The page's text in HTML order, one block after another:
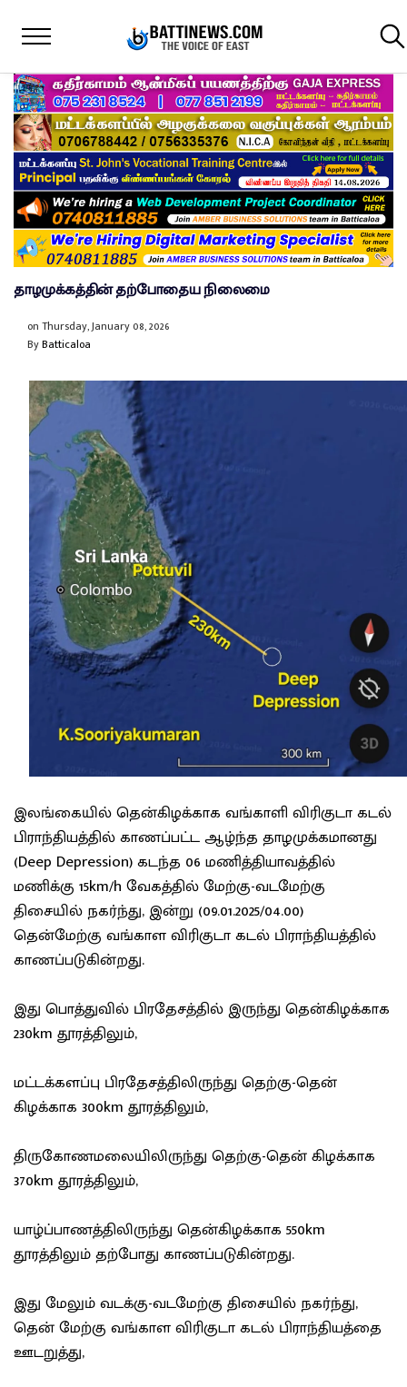
தாழமுக்கத்தின் தற்போதைய நிலைமை
on Thursday, January 08, 2026
ByBatticaloa
இலங்கையில் தென்கிழக்காக வங்காளி விரிகுடா கடல்
பிராந்தியத்தில் காணப்பட்ட ஆழ்ந்த தாழமுக்கமானது
(Deep Depression) கடந்த 06 மணித்தியாவத்தில்
மணிக்கு 15km/h வேகத்தில் மேற்கு-வடமேற்கு
திசையில் நகர்ந்து, இன்று (09.01.2025/04.00)
தென்மேற்கு வங்காள விரிகுடா கடல் பிராந்தியத்தில்
காணப்படுகின்றது.
இது பொத்துவில் பிரதேசத்தில் இருந்து தென்கிழக்காக
230km தூரத்திலும்,
மட்டக்களப்பு பிரதேசத்திலிருந்து தெற்கு-தென்
கிழக்காக 300km தூரத்திலும்,
திருகோணமலையிலிருந்து தெற்கு-தென் கிழக்காக
370km தூரத்திலும்,
யாழ்ப்பாணத்திலிருந்து தென்கிழக்காக 550km
தூரத்திலும் தற்போது காணப்படுகின்றது.
இது மேலும் வடக்கு-வடமேற்கு திசையில் நகர்ந்து,
தென் மேற்கு வங்காள விரிகுடா கடல் பிராந்தியத்தை
ஊடறுத்து,